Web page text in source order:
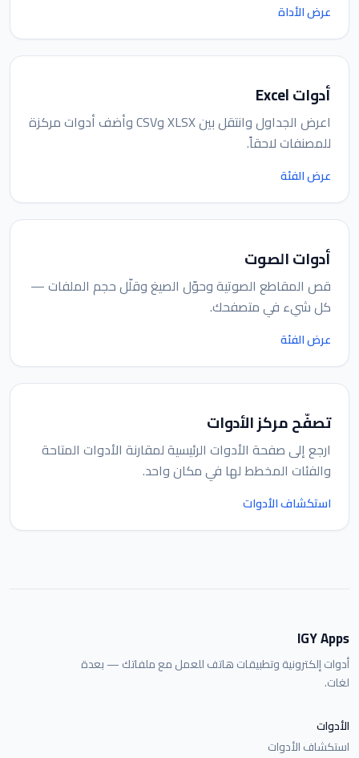
عرض الأداة
أدوات Excel
اعرض الجداول وانتقل بين XLSX وCSV وأضف أدوات مركزة
للمصنفات لاحقاً.
عرض الفئة
أدوات الصوت
قص المقاطع الصوتية وحوّل الصيغ وقلّل حجم الملفات —
كل شيء في متصفحك.
عرض الفئة
تصفّح مركز الأدوات
ارجع إلى صفحة الأدوات الرئيسية لمقارنة الأدوات المتاحة
والفئات المخطط لها في مكان واحد.
استكشاف الأدوات
IGY Apps
أدوات إلكترونية وتطبيقات هاتف للعمل مع ملفاتك — بعدة
لغات.
الأدوات
استكشاف الأدوات